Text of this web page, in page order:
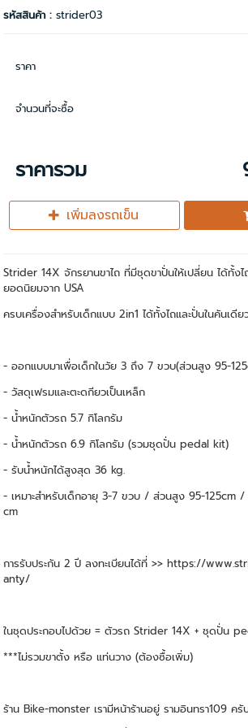
รหัสสินค้า :strider03
ราคา
จำนวนที่จะซื้อ
ราคารวม
เพิ่มลงรถเข็น
Strider 14X จักรยานขาไถ ที่มีชุดขาปั่นให้เปลี่ยน ได้ทั้
ยอดนิยมจาก USA
ครบเครื่องสำหรับเด็กแบบ 2in1 ได้ทั้งไถและปั่นในคันเดีย
- ออกแบบมาเพื่อเด็กในวัย 3 ถึง 7 ขวบ(ส่วนสูง 95-
- วัสดุเฟรมและตะดกียวเป็นเหล็ก
- น้ำหนักตัวรถ 5.7 กิโลกรัม
- น้ำหนักตัวรถ 6.9 กิโลกรัม (รวมชุดปั่น pedal kit)
- รับน้ำหนักได้สูงสุด 36 kg.
- เหมาะสำหรับเด็กอายุ 3-7 ขวบ / ส่วนสูง 95-125cm /
cm
การรับประกัน 2 ปี ลงทะเบียนได้ที่ >> https://
anty/
ในชุดประกอบไปด้วย = ตัวรถ Strider 14X + ชุดปั่น
***ไม่รวมขาตั้ง หรือ แท่นวาง (ต้องซื้อเพิ่ม)
ร้าน Bike-monster เรามีหน้าร้านอยู่ รามอินทรา109 ครั